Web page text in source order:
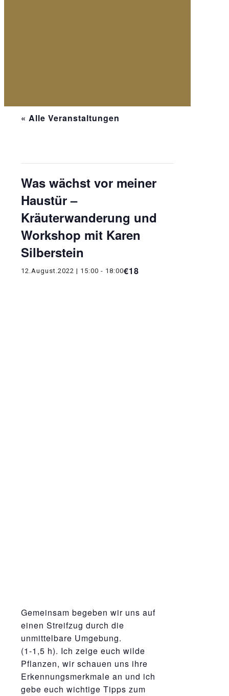
« Alle Veranstaltungen
Was wächst vor meiner
Haustür –
Kräuterwanderung und
Workshop mit Karen
Silberstein
12.August.2022 | 15:00 - 18:00€18
Gemeinsam begeben wir uns auf
einen Streifzug durch die
unmittelbare Umgebung.
(1-1,5 h). Ich zeige euch wilde
Pflanzen, wir schauen uns ihre
Erkennungsmerkmale an und ich
gebe euch wichtige Tipps zum